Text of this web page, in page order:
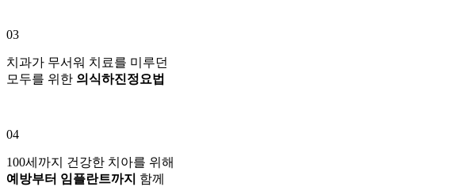
03
치과가 무서워 치료를 미루던
모두를 위한 의식하진정요법
04
100세까지 건강한 치아를 위해
예방부터 임플란트까지 함께